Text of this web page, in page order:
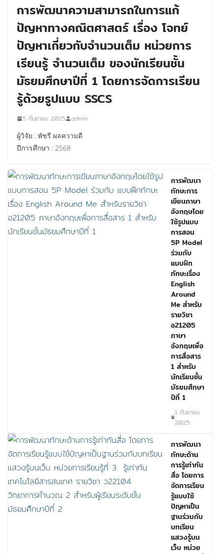
การพัฒนาความสามารถในการแก้
ปัญหาทางคณิตศาสตร์ เรื่อง โจทย์
ปัญหาเกี่ยวกับจำนวนเต็ม หน่วยการ
เรียนรู้ จำนวนเต็ม ของนักเรียนชั้น
มัธยมศึกษาปีที่ 1 โดยการจัดการเรียน
รู้ด้วยรูปแบบ SSCS
5 กันยายน 2025
admin
ผู้วิจัย : พัชรี ผลความดี
ปีการศึกษา : 2568
การพัฒนา
ทักษะการ
เขียนภาษา
อังกฤษโดย
ใช้รูปแบบ
การสอน
5P Model
ร่วมกับ
แบบฝึก
ทักษะเรื่อง
English
Around
Me สำหรับ
รายวิชา
อ21205
ภาษา
อังกฤษเพื่อ
การสื่อสาร
1 สำหรับ
นักเรียนชั้น
มัธยมศึกษา
ปีที่ 1
1 กันยายน
2025
การพัฒนา
ทักษะด้าน
การรู้เท่าทัน
สื่อ โดยการ
จัดการเรียน
รู้แบบใช้
ปัญหาเป็น
ฐานร่วมกับ
บทเรียน
แสวงรู้บน
เว็บ หน่วย